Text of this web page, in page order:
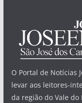
O Portal de Notícias
levar aos leitores-
da região do Vale